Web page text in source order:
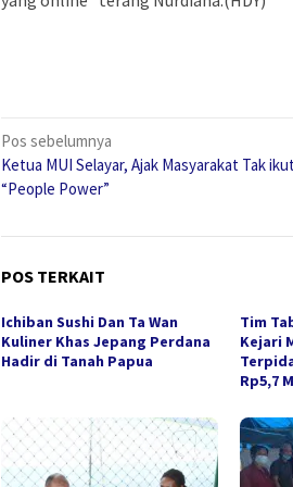
Navigasi
pos
Pos sebelumnya
Ketua MUI Selayar, Ajak Masyarakat Tak
“People Power”
POS TERKAIT
Ichiban Sushi Dan Ta Wan
Kuliner Khas Jepang Perdana
Hadir di Tanah Papua
Tim
Kejari
Rp5,7